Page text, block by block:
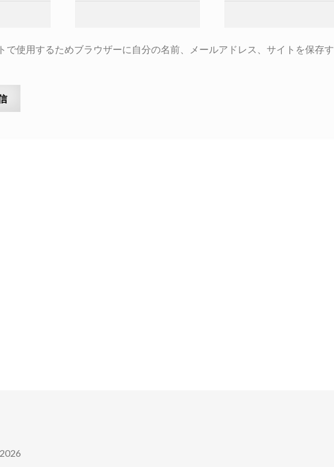
で使用するためブラウザーに自分の名前、メールアドレス、サイトを保存す